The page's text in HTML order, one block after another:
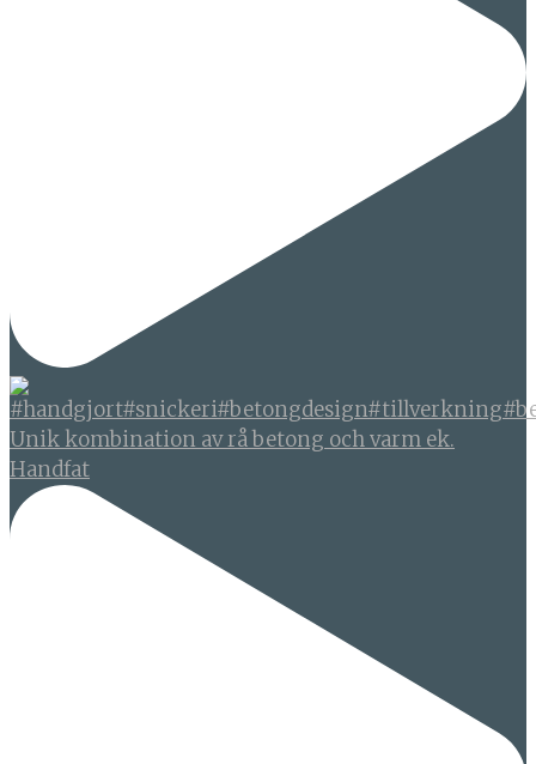
Unik kombination av rå betong och varm ek.
Handfat